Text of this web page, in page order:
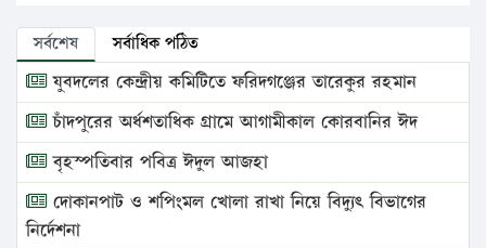
সর্বশেষ সর্বাধিক পঠিত
যুবদলের কেন্দ্রীয় কমিটিতে ফরিদগঞ্জের তারেকুর রহমান
চাঁদপুরের অর্ধশতাধিক গ্রামে আগামীকাল কোরবানির ঈদ
বৃহস্পতিবার পবিত্র ঈদুল আজহা
দোকানপাট ও শপিংমল খোলা রাখা নিয়ে বিদ্যুৎ বিভাগের
নির্দেশনা